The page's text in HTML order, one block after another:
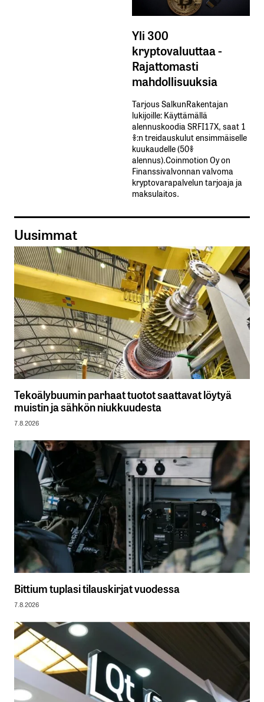
Yli 300
kryptovaluuttaa -
Rajattomasti
mahdollisuuksia
Tarjous SalkunRakentajan
lukijoille: Käyttämällä​ ​
alennuskoodia​ ​SRFI17X,​ ​saat​ ​1
%:n treidauskulut​ ​ensimmäiselle​ ​
kuukaudelle​ ​(50%​ ​
alennus).Coinmotion Oy on
Finanssivalvonnan valvoma
kryptovarapalvelun tarjoaja ja
maksulaitos.
Uusimmat
Tekoälybuumin parhaat tuotot saattavat löytyä
muistin ja sähkön niukkuudesta
7.8.2026
Bittium tuplasi tilauskirjat vuodessa
7.8.2026